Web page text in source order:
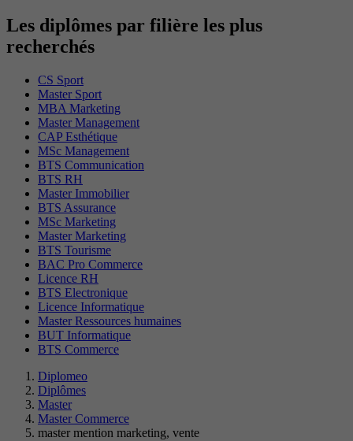
Les diplômes par filière les plus
recherchés
CS Sport
Master Sport
MBA Marketing
Master Management
CAP Esthétique
MSc Management
BTS Communication
BTS RH
Master Immobilier
BTS Assurance
MSc Marketing
Master Marketing
BTS Tourisme
BAC Pro Commerce
Licence RH
BTS Electronique
Licence Informatique
Master Ressources humaines
BUT Informatique
BTS Commerce
Diplomeo
Diplômes
Master
Master Commerce
master mention marketing, vente